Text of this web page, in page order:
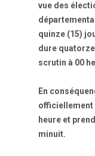
vue des
quinze (15)
dure
scrutin à 00
En
officiellement
heure et
minuit.